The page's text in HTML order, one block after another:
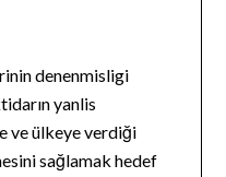
denenmisligi
yanlis
ve ülkeye verdiği
sağlamak hedef